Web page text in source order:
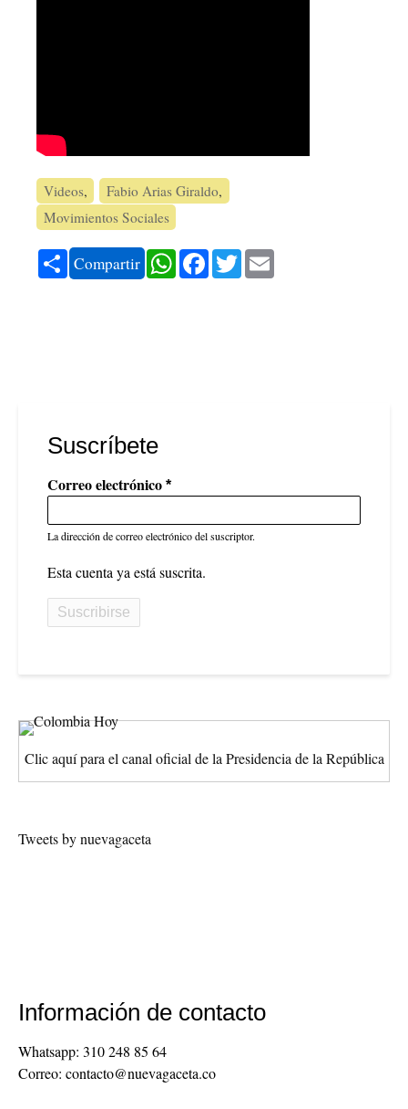
Videos
Fabio Arias Giraldo
Movimientos Sociales
Share
Compartir WhatsApp
Facebook
Twitter
Suscríbete
Correo electrónico
La dirección de correo electrónico del suscriptor.
Esta cuenta ya está suscrita.
Clic aquí para el canal oficial de la Presidencia de la República
Tweets by nuevagaceta
Información de contacto
Whatsapp: 310 248 85 64
Correo: contacto@nuevagaceta.co